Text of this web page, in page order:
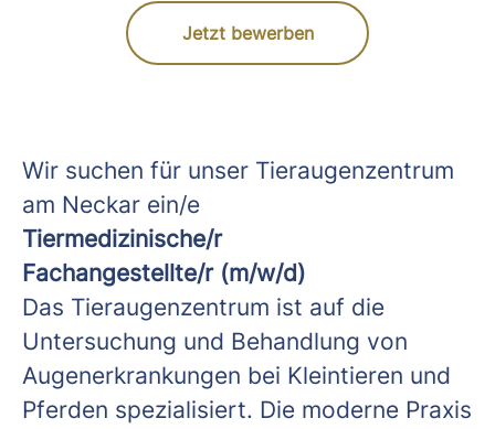
Jetzt bewerben
Wir suchen für unser Tieraugenzentrum
am Neckar ein/e
Tiermedizinische/r
Fachangestellte/r (m/w/d)
Das Tieraugenzentrum ist auf die
Untersuchung und Behandlung von
Augenerkrankungen bei Kleintieren und
Pferden spezialisiert. Die moderne Praxis